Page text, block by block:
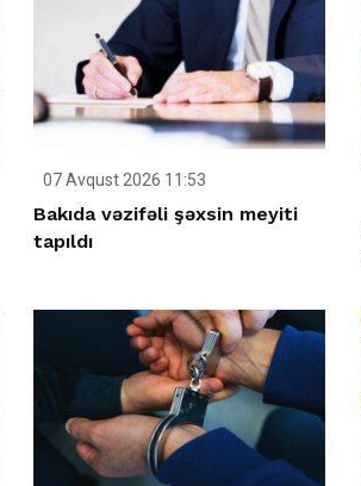
07 Avqust 2026 11:53
Bakıda vəzifəli şəxsin meyiti
tapıldı